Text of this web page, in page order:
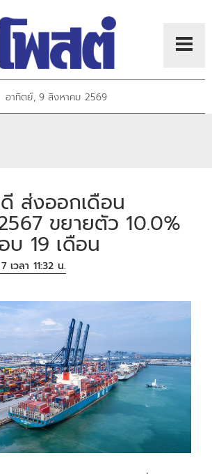
อาทิตย์, 9 สิงหาคม 2569
งออกเดือน
ขยายตัว 10.0%
บ 19 เดือน
วลา 11:32 น.